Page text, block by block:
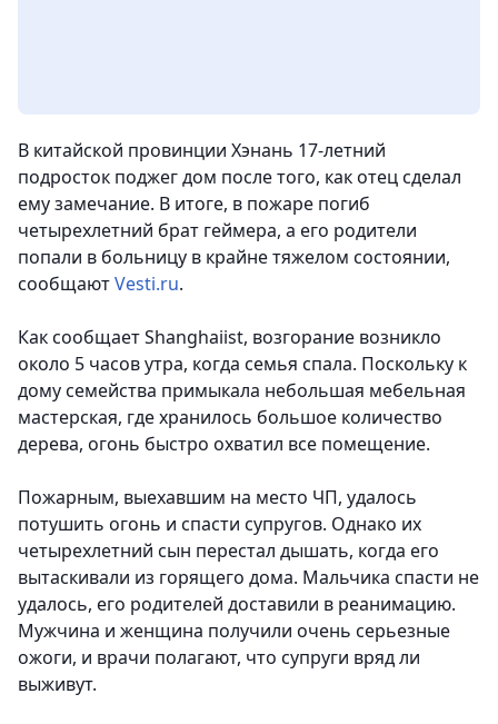
В китайской провинции Хэнань 17-летний
подросток поджег дом после того, как отец сделал
ему замечание. В итоге, в пожаре погиб
четырехлетний брат геймера, а его родители
попали в больницу в крайне тяжелом состоянии,
сообщаютVesti.ru.
Как сообщает Shanghaiist, возгорание возникло
около 5 часов утра, когда семья спала. Поскольку к
дому семейства примыкала небольшая мебельная
мастерская, где хранилось большое количество
дерева, огонь быстро охватил все помещение.
Пожарным, выехавшим на место ЧП, удалось
потушить огонь и спасти супругов. Однако их
четырехлетний сын перестал дышать, когда его
вытаскивали из горящего дома. Мальчика спасти не
удалось, его родителей доставили в реанимацию.
Мужчина и женщина получили очень серьезные
ожоги, и врачи полагают, что супруги вряд ли
выживут.